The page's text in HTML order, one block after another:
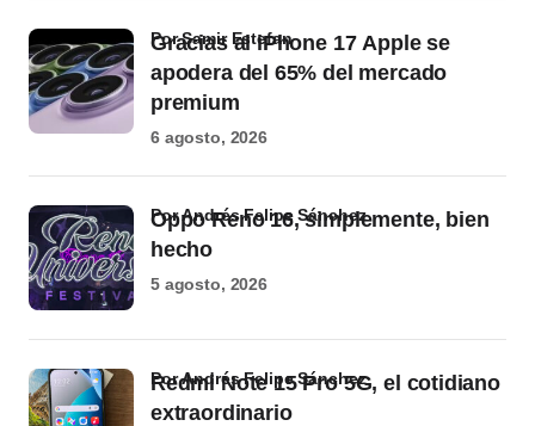
Gracias al iPhone 17 Apple se
apodera del 65% del mercado
premium
por Samir Estefan
6 agosto, 2026
Oppo Reno 16, simplemente, bien
hecho
por Andrés Felipe Sánchez
5 agosto, 2026
Redmi Note 15 Pro 5G, el cotidiano
extraordinario
por Andrés Felipe Sánchez